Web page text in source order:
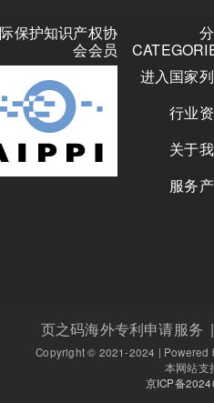
国际保护知识产权协
会会员
关
微
公
众
页之码海外专
Copyright © 2021-